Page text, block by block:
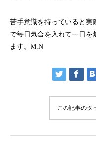
苦手意識を持っていると実
で毎日気合を入れて一日を
ます。M.N
この記事のタ